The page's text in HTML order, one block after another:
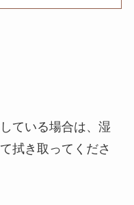
ている場合は、湿
拭き取ってくださ